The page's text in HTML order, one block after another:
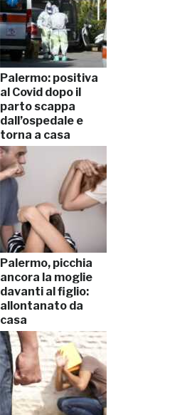
Palermo: positiva
al Covid dopo il
parto scappa
dall’ospedale e
torna a casa
Palermo, picchia
ancora la moglie
davanti al figlio:
allontanato da
casa